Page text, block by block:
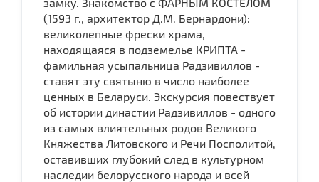
(1593 г., архитектор Д.М. Бернардони):
великолепные фрески храма,
находящаяся в подземелье КРИПТА -
фамильная усыпальница Радзивиллов -
ставят эту святыню в число наиболее
ценных в Беларуси. Экскурсия повествует
об истории династии Радзивиллов - одного
из самых влиятельных родов Великого
Княжества Литовского и Речи Посполитой,
оставивших глубокий след в культурном
наследии белорусского народа и всей